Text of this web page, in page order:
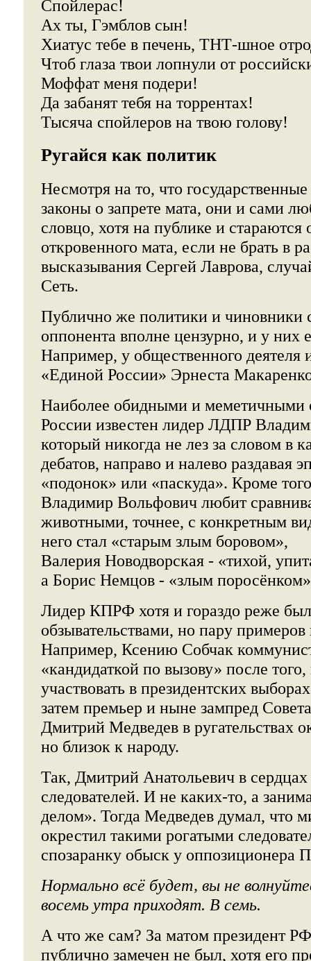
Спойлерас!
Ах ты, Гэмблов сын!
Хиатус тебе в печень, ТНТ-шное
Чтоб глаза твои лопнули от
Моффат меня подери!
Да забанят тебя на торрентах!
Тысяча спойлеров на твою голову!
Ругайся как политик
Несмотря на то, что
законы о запрете мата, они и сами
словцо, хотя на публике и стараются
откровенного мата, если не брать в
высказывания Сергей Лаврова,
Сеть.
Публично же политики и чиновники
оппонента вполне цензурно, и у них
Например, у общественного деятеля
«Единой России» Эрнеста
Наиболее обидными и меметичными
России известен лидер ЛДПР
который никогда не лез за словом в
дебатов, направо и налево раздавая
«подонок» или «паскуда». Кроме
Владимир Вольфович любит
животными, точнее, с конкретным
него стал «старым злым боровом»,
Валерия Новодворская - «тихой,
а Борис Немцов - «злым
Лидер КПРФ хотя и гораздо реже был
обзывательствами, но пару
Например, Ксению Собчак
«кандидаткой по вызову» после
участвовать в президентских
затем премьер и ныне зампред
Дмитрий Медведев в ругательствах
но близок к народу.
Так, Дмитрий Анатольевич в сердцах
следователей. И не каких-то, а
делом». Тогда Медведев думал, что
окрестил такими рогатыми
спозаранку обыск у оппозиционера
Нормально всё будет, вы не
восемь утра приходят. В семь.
А что же сам? За матом президент
публично замечен не был, хотя его